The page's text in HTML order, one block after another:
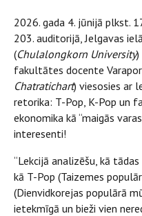
2026. gada 4. jūnijā plkst.
203. auditorijā, Jelgavas
(Chulalongkorn University)
fakultātes docente
Chatratichart) viesosies ar
retorika: T-Pop, K-Pop un
ekonomika kā “maigās
interesenti!
“Lekcijā analizēšu, kā
kā T-Pop (Taizemes
(Dienvidkorejas populārā
ietekmīgā un bieži vien